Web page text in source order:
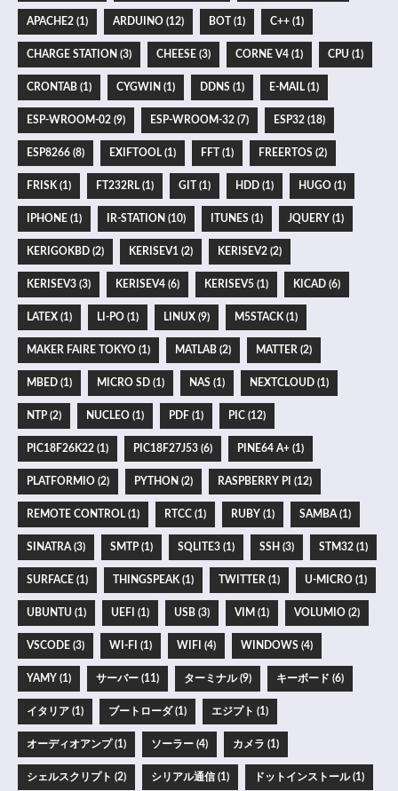
APACHE2 (1) ARDUINO (12) BOT (1) C++ (1)
CHARGE STATION (3) CHEESE (3) CORNE V4 (1) CPU (1)
CRONTAB (1) CYGWIN (1) DDNS (1) E-MAIL (1)
ESP-WROOM-02 (9) ESP-WROOM-32 (7) ESP32 (18)
ESP8266 (8) EXIFTOOL (1) FFT (1) FREERTOS (2)
FRISK (1) FT232RL (1) GIT (1) HDD (1) HUGO (1)
IPHONE (1) IR-STATION (10) ITUNES (1) JQUERY (1)
KERIGOKBD (2) KERISEV1 (2) KERISEV2 (2)
KERISEV3 (3) KERISEV4 (6) KERISEV5 (1) KICAD (6)
LATEX (1) LI-PO (1) LINUX (9) M5STACK (1)
MAKER FAIRE TOKYO (1) MATLAB (2) MATTER (2)
MBED (1) MICRO SD (1) NAS (1) NEXTCLOUD (1)
NTP (2) NUCLEO (1) PDF (1) PIC (12)
PIC18F26K22 (1) PIC18F27J53 (6) PINE64 A+ (1)
PLATFORMIO (2) PYTHON (2) RASPBERRY PI (12)
REMOTE CONTROL (1) RTCC (1) RUBY (1) SAMBA (1)
SINATRA (3) SMTP (1) SQLITE3 (1) SSH (3) STM32 (1)
SURFACE (1) THINGSPEAK (1) TWITTER (1) U-MICRO (1)
UBUNTU (1) UEFI (1) USB (3) VIM (1) VOLUMIO (2)
VSCODE (3) WI-FI (1) WIFI (4) WINDOWS (4)
YAMY (1) サーバー (11) ターミナル (9) キーボード (6)
イタリア (1) ブートローダ (1) エジプト (1)
オーディオアンプ (1) ソーラー (4) カメラ (1)
シェルスクリプト (2) シリアル通信 (1) ドットインストール (1)